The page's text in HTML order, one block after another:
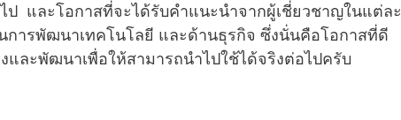
และโอกาสที่จะได้รับคำแนะนำจากผู้เชี่ยวชาญในแต่ละ
ารพัฒนาเทคโนโลยี และด้านธุรกิจ ซึ่งนั่นคือโอกาสที่ดี
ละพัฒนาเพื่อให้สามารถนำไปใช้ได้จริงต่อไปครับ